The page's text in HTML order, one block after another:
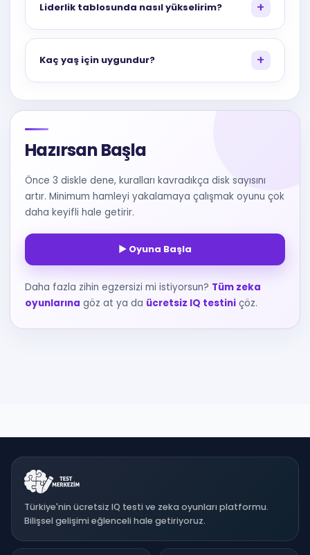
Liderlik tablosunda nasıl yükselirim?
Kaç yaş için uygundur?
Hazırsan Başla
Önce 3 diskle dene, kuralları kavradıkça disk sayısını
artır. Minimum hamleyi yakalamaya çalışmak oyunu çok
daha keyifli hale getirir.
▶ Oyuna Başla
Daha fazla zihin egzersizi mi istiyorsun? Tüm zeka
oyunlarına göz at ya da ücretsiz IQ testini çöz.
Türkiye'nin ücretsiz IQ testi ve zeka oyunları platformu.
Bilişsel gelişimi eğlenceli hale getiriyoruz.